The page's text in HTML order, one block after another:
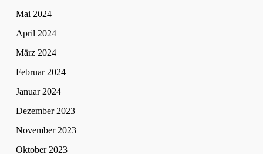
Mai 2024
April 2024
März 2024
Februar 2024
Januar 2024
Dezember 2023
November 2023
Oktober 2023